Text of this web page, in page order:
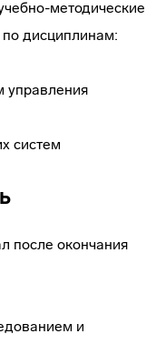
методические
по дисциплинам:
управления
систем
после окончания
и